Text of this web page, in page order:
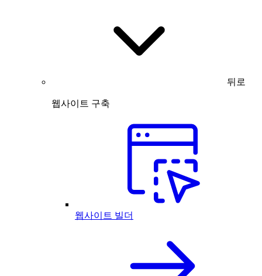
뒤로
웹사이트 구축
웹사이트 빌더